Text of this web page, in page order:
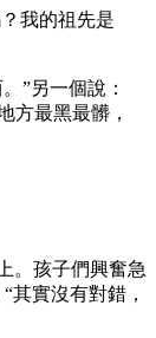
我的祖先是
”另一個說：
方最黑最髒，
。孩子們興奮急
其實沒有對錯，